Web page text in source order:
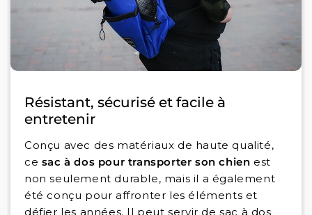
Résistant, sécurisé et facile à
entretenir
Conçu avec des matériaux de haute qualité,
ce sac à dos pour transporter son chien est
non seulement durable, mais il a également
été conçu pour affronter les éléments et
défier les années. Il peut servir de sac à dos